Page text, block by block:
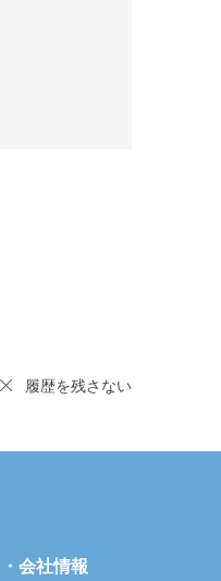
履歴を残さない
会社情報